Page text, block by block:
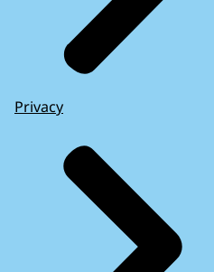
Privacy